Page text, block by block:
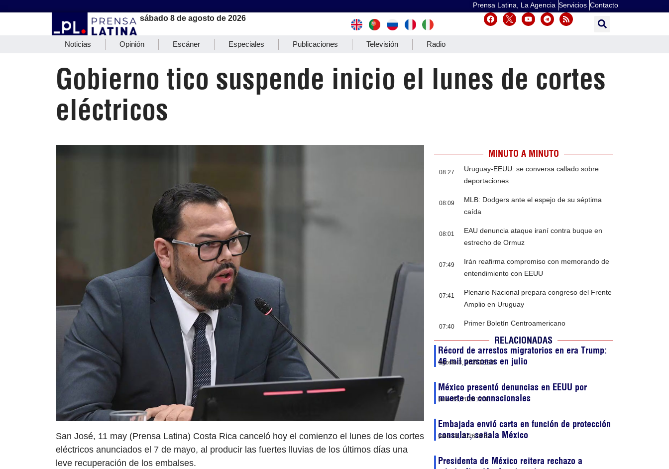
Prensa Latina, La Agencia Servicios Contacto
sábado 8 de agosto de 2026
Noticias Opinión Escáner Especiales Publicaciones Televisión Radio
Gobierno tico suspende inicio el lunes de cortes
eléctricos
San José, 11 may (Prensa Latina) Costa Rica canceló hoy el comienzo el lunes de los cortes
eléctricos anunciados el 7 de mayo, al producir las fuertes lluvias de los últimos días una
leve recuperación de los embalses.
MINUTO A MINUTO
08:27
Uruguay-EEUU: se conversa callado sobre
deportaciones
08:09
MLB: Dodgers ante el espejo de su séptima
caída
08:01
EAU denuncia ataque iraní contra buque en
estrecho de Ormuz
07:49
Irán reafirma compromiso con memorando de
entendimiento con EEUU
07:41
Plenario Nacional prepara congreso del Frente
Amplio en Uruguay
07:40 Primer Boletín Centroamericano
RELACIONADAS
Récord de arrestos migratorios en era Trump:
46 mil personas en julio
agosto 3, 202612:32
México presentó denuncias en EEUU por
muerte de connacionales
julio 22, 202612:31
Embajada envió carta en función de protección
consular, señala México
julio 18, 202610:53
Presidenta de México reitera rechazo a